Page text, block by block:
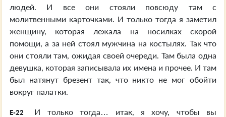
людей. И все они стояли повсюду там с
молитвенными карточками. И только тогда я заметил
женщину, которая лежала на носилках скорой
помощи, а за ней стоял мужчина на костылях. Так что
они стояли там, ожидая своей очереди. Там была одна
девушка, которая записывала их имена и прочее. И там
был натянут брезент так, что никто не мог обойти
вокруг палатки.
E-22
И только тогда… итак, я хочу, чтобы вы